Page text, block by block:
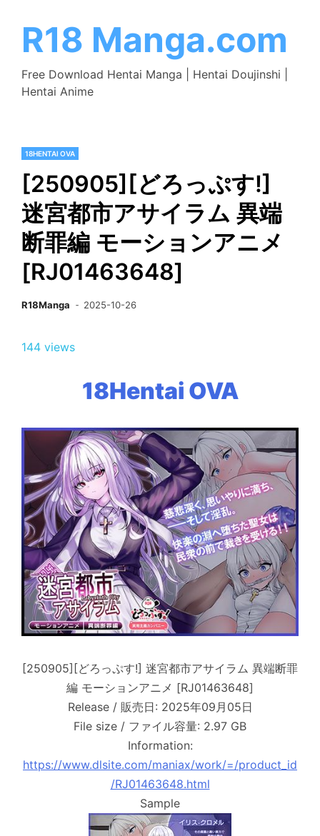
contentR18 Manga.com
Free Download Hentai Manga | Hentai Doujinshi |
Hentai Anime
18HENTAI OVA
[250905][どろっぷす!]
迷宮都市アサイラム 異端
断罪編 モーションアニメ
[RJ01463648]
R18Manga 2025-10-26
144 views
18Hentai OVA
[250905][どろっぷす!] 迷宮都市アサイラム 異端断罪
編 モーションアニメ [RJ01463648]
Release / 販売日: 2025年09月05日
File size / ファイル容量: 2.97 GB
Information:
https://www.dlsite.com/maniax/work/=/product_id
/RJ01463648.html
Sample